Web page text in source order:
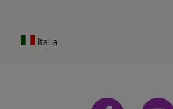
Italia